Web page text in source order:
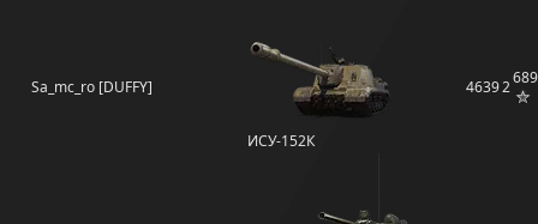
Sa_mc_ro [DUFFY]
ИСУ-152К
46392689